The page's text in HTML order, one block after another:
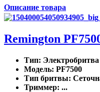
Описание товара
Remington
Тип: Электробритва
Модель: PF7500
Тип бритвы:
Триммер: ...